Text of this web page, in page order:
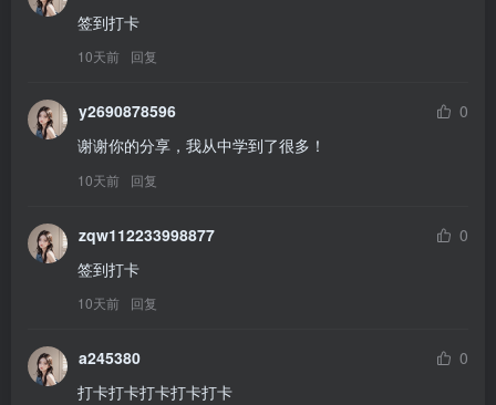
签到打卡
10天前 回复
y2690878596
0
谢谢你的分享，我从中学到了很多！
10天前 回复
zqw112233998877
0
签到打卡
10天前 回复
a245380
0
打卡打卡打卡打卡打卡